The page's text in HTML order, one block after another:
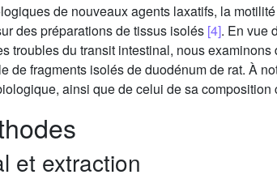
de nouveaux agents laxatifs, la
des préparations de tissus isolés [4]. En vue
troubles du transit intestinal, nous
de fragments isolés de duodénum de rat. À
ainsi que de celui de sa composition
et extraction